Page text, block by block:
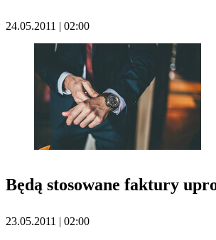
24.05.2011 | 02:00
Będą stosowane faktury
23.05.2011 | 02:00